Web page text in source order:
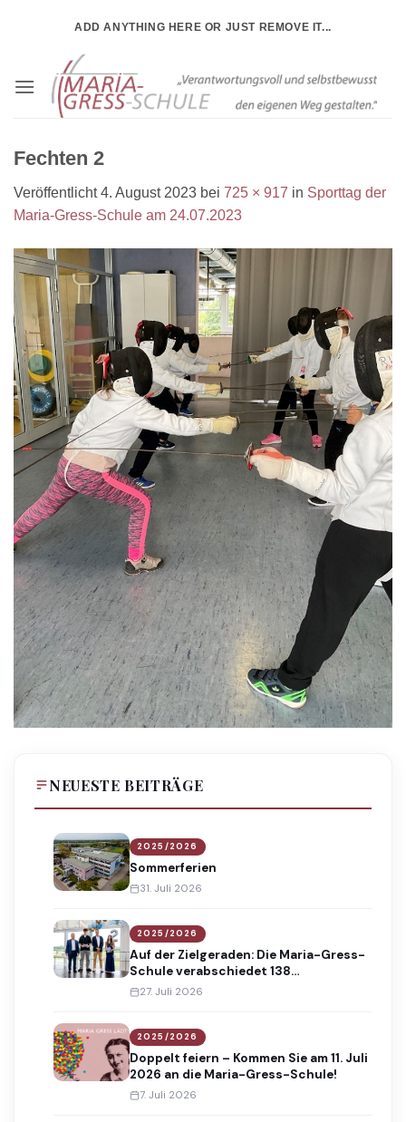
ADD ANYTHING HERE OR JUST REMOVE IT...
Fechten 2
Veröffentlicht4. August 2023 bei 725 × 917 in Sporttag der
Maria-Gress-Schule am 24.07.2023
NEUESTE BEITRÄGE
2025/2026
Sommerferien
31. Juli 2026
2025/2026
Auf der Zielgeraden: Die Maria-Gress-
Schule verabschiedet 138
Absolventinnen und Absolventen
27. Juli 2026
2025/2026
Doppelt feiern – Kommen Sie am 11. Juli
2026 an die Maria-Gress-Schule!
7. Juli 2026